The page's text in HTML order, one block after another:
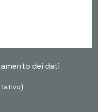
dei dati